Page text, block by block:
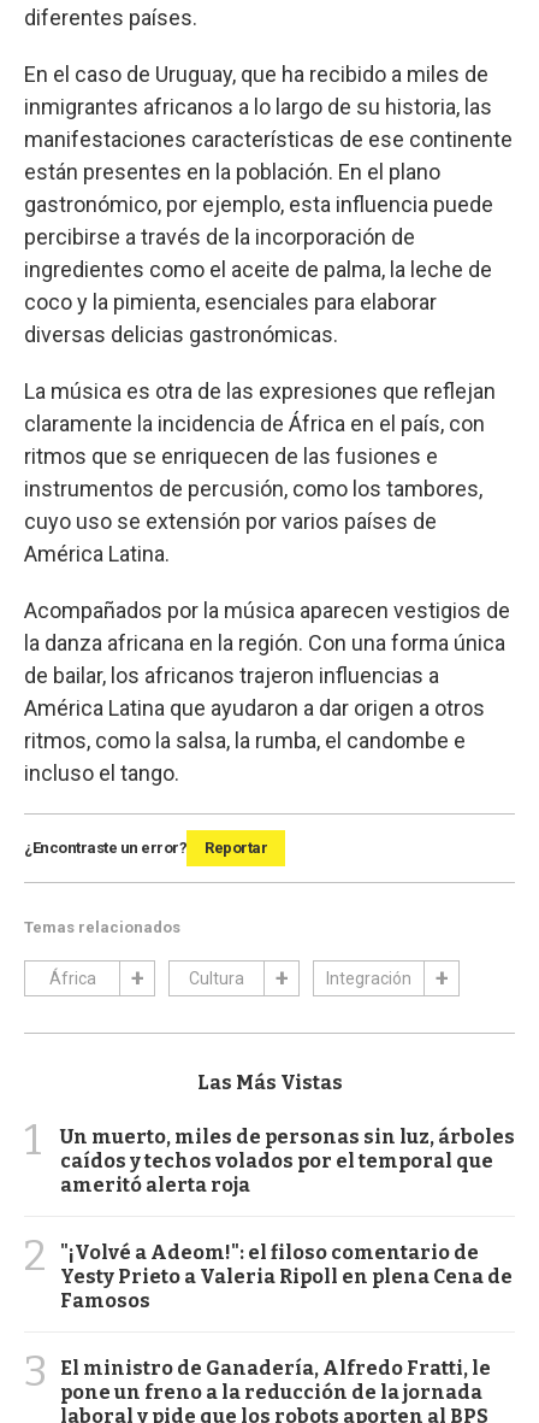
diferentes países.
En el caso de Uruguay, que ha recibido a miles de
inmigrantes africanos a lo largo de su historia, las
manifestaciones características de ese continente
están presentes en la población. En el plano
gastronómico, por ejemplo, esta influencia puede
percibirse a través de la incorporación de
ingredientes como el aceite de palma, la leche de
coco y la pimienta, esenciales para elaborar
diversas delicias gastronómicas.
La música es otra de las expresiones que reflejan
claramente la incidencia de África en el país, con
ritmos que se enriquecen de las fusiones e
instrumentos de percusión, como los tambores,
cuyo uso se extensión por varios países de
América Latina.
Acompañados por la música aparecen vestigios de
la danza africana en la región. Con una forma única
de bailar, los africanos trajeron influencias a
América Latina que ayudaron a dar origen a otros
ritmos, como la salsa, la rumba, el candombe e
incluso el tango.
¿Encontraste un error? Reportar
Temas relacionados
África Cultura Integración
Las Más Vistas
1
Un muerto, miles de personas sin luz, árboles
caídos y techos volados por el temporal que
ameritó alerta roja
2
"¡Volvé a Adeom!": el filoso comentario de
Yesty Prieto a Valeria Ripoll en plena Cena de
Famosos
3
El ministro de Ganadería, Alfredo Fratti, le
pone un freno a la reducción de la jornada
laboral y pide que los robots aporten al BPS